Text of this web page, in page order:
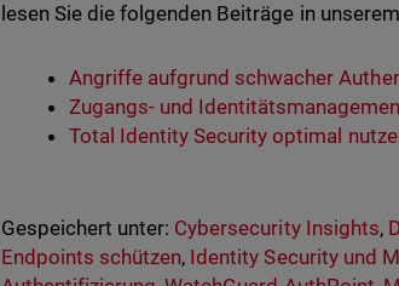
lesen Sie die folgenden Beiträge in
Angriffe aufgrund schwacher
Zugangs- und
Total Identity Security optimal
Gespeichert unter: Cybersecurity Insights,
Endpoints schützen, Identity Security und